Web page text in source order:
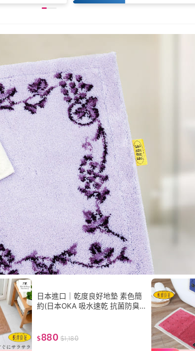
日本進口｜乾度良好地墊 素色簡
約(日本OKA 吸水速乾 抗菌防臭
$880 $1,180